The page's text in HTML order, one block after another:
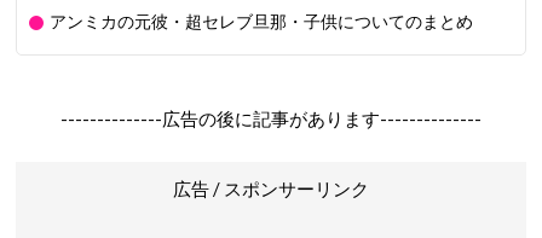
アンミカの元彼・超セレブ旦那・子供についてのまとめ
--------------広告の後に記事があります--------------
広告 / スポンサーリンク